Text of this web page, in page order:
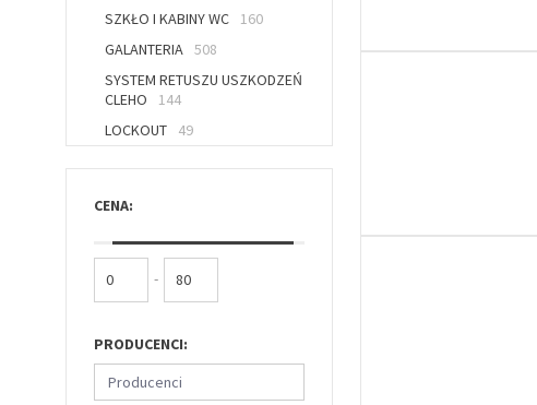
SZKŁO I KABINY WC
160
GALANTERIA 508
SYSTEM RETUSZU USZKODZEŃ
CLEHO
144
LOCKOUT
49
CENA:
-
PRODUCENCI:
Producenci